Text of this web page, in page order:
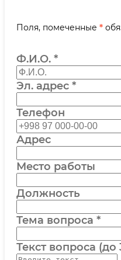
Поля, помеченные *
Ф.И.О. *
Эл. адрес *
Телефон
Адрес
Место работы
Должность
Тема вопроса *
Текст вопроса